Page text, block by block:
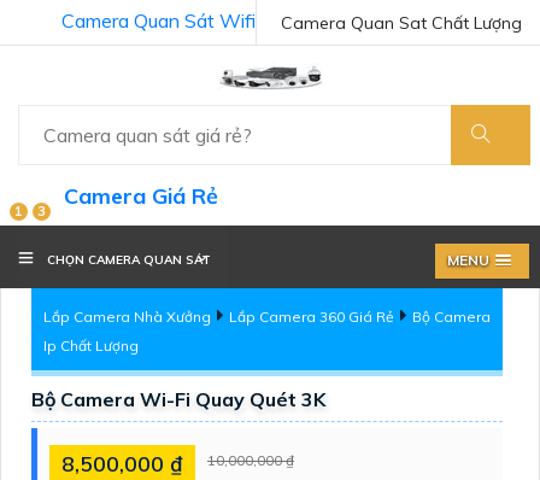
Camera Quan Sat Chất Lượng
Camera Quan Sát Wifi
1 3
Camera Giá Rẻ
CHỌN CAMERA QUAN SÁT MENU
Lắp Camera Nhà Xưởng Lắp Camera 360 Giá Rẻ
Bộ Camera
Ip Chất Lượng
Bộ Camera Wi-Fi Quay Quét 3K
8,500,000 ₫ 10,000,000 ₫